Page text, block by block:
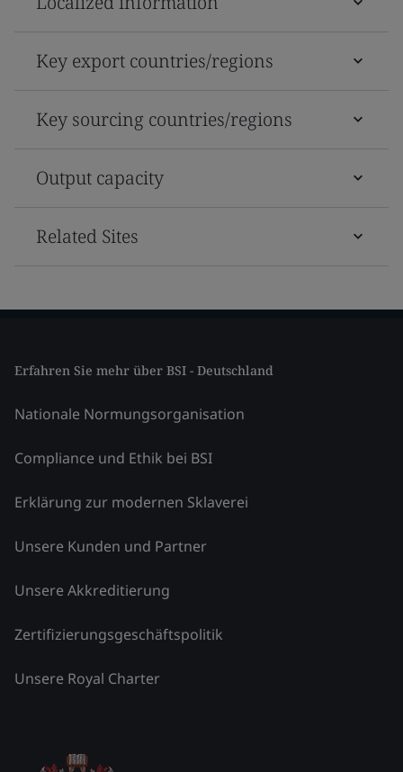
Key export countries/regions
Key sourcing countries/regions
Output capacity
Related Sites
Erfahren Sie mehr über BSI - Deutschland
Nationale Normungsorganisation
Compliance und Ethik bei BSI
Erklärung zur modernen Sklaverei
Unsere Kunden und Partner
Unsere Akkreditierung
Zertifizierungsgeschäftspolitik
Unsere Royal Charter